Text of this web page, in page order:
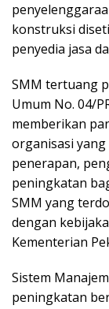
konstruksi
penyedia jasa
SMM tertuang
Umum No. 04/
memberikan
organisasi
penerapan,
peningkatan
SMM yang
dengan
Kementerian
Sistem
peningkatan